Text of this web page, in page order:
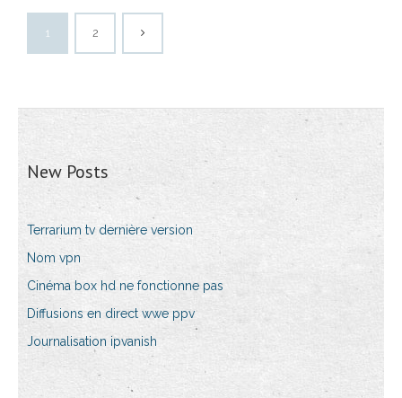
1 2
New Posts
Terrarium tv dernière version
Nom vpn
Cinéma box hd ne fonctionne pas
Diffusions en direct wwe ppv
Journalisation ipvanish